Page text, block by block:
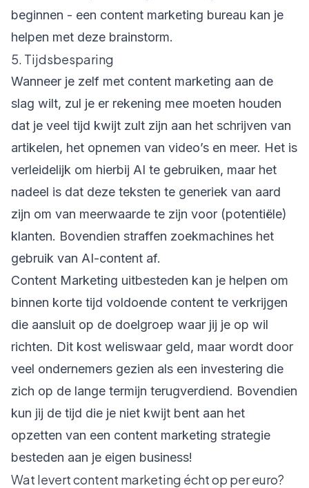
beginnen - een content marketing bureau kan je
helpen met deze brainstorm.
5. Tijdsbesparing
Wanneer je zelf met content marketing aan de
slag wilt, zul je er rekening mee moeten houden
dat je veel tijd kwijt zult zijn aan het schrijven van
artikelen, het opnemen van video’s en meer. Het is
verleidelijk om hierbij AI te gebruiken, maar het
nadeel is dat deze teksten te generiek van aard
zijn om van meerwaarde te zijn voor (potentiële)
klanten. Bovendien straffen zoekmachines het
gebruik van AI-content af.
Content Marketing uitbesteden kan je helpen om
binnen korte tijd voldoende content te verkrijgen
die aansluit op de doelgroep waar jij je op wil
richten. Dit kost weliswaar geld, maar wordt door
veel ondernemers gezien als een investering die
zich op de lange termijn terugverdiend. Bovendien
kun jij de tijd die je niet kwijt bent aan het
opzetten van een content marketing strategie
besteden aan je eigen business!
Wat levert content marketing écht op per euro?